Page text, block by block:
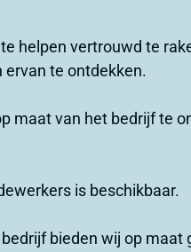
helpen vertrouwd te
ervan te ontdekken.
maat van het bedrijf te
is beschikbaar.
bieden wij op maat